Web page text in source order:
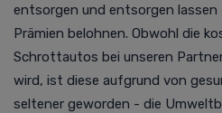
entsorgen und entsorgen lassen
Prämien belohnen. Obwohl die
Schrottautos bei unseren
wird, ist diese aufgrund von
seltener geworden - die